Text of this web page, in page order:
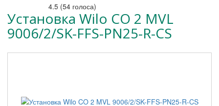
4.5 (54 голоса)
Установка Wilo CO 2 MVL
9006/2/SK-FFS-PN25-R-CS